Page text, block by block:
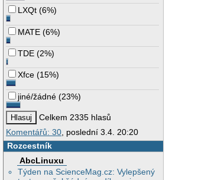
LXQt (6%)
MATE (6%)
TDE (2%)
Xfce (15%)
jiné/žádné (23%)
Celkem 2335 hlasů
Komentářů: 30, poslední 3.4. 20:20
Rozcestník
AbcLinuxu
Týden na ScienceMag.cz: Vylepšený